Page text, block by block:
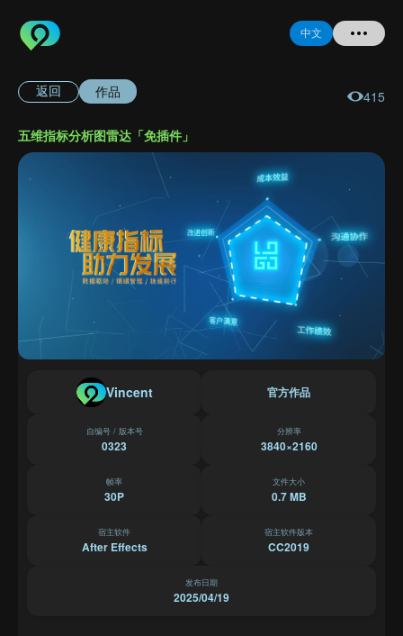
中文
登录
注册
忘记密码
返回 作品 415
五维指标分析图雷达「免插件」
Vincent 官方作品
自编号 / 版本号
0323
分辨率
3840×2160
帧率
30P
文件大小
0.7 MB
宿主软件
After Effects
宿主软件版本
CC2019
发布日期
2025/04/19